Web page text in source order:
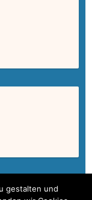
gestalten und